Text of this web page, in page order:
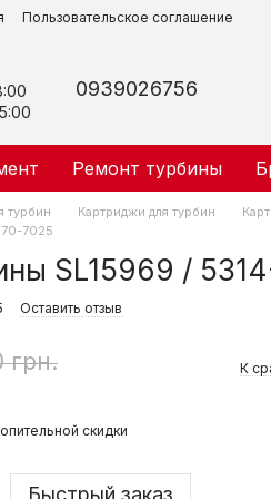
Пользовательское соглашение
0939026756
Ремонт турбины
турбин Картриджи для турбин
7025
SL15969 /
Оставить отзыв
грн. К
скидки
Быстрый заказ